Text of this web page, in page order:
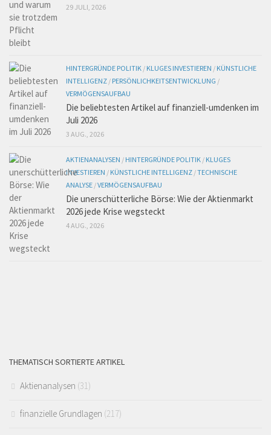
29 JULI, 2026
HINTERGRÜNDE POLITIK / KLUGES INVESTIEREN / KÜNSTLICHE
INTELLIGENZ / PERSÖNLICHKEITSENTWICKLUNG /
VERMÖGENSAUFBAU
Die beliebtesten Artikel auf finanziell-umdenken im
Juli 2026
3 AUG., 2026
AKTIENANALYSEN / HINTERGRÜNDE POLITIK / KLUGES
INVESTIEREN / KÜNSTLICHE INTELLIGENZ /TECHNISCHE
ANALYSE /VERMÖGENSAUFBAU
Die unerschütterliche Börse: Wie der Aktienmarkt
2026 jede Krise wegsteckt
4 AUG., 2026
THEMATISCH SORTIERTE ARTIKEL
Aktienanalysen (31)
finanzielle Grundlagen (217)